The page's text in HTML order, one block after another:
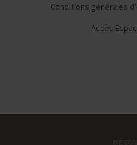
Conditions générales
Accès